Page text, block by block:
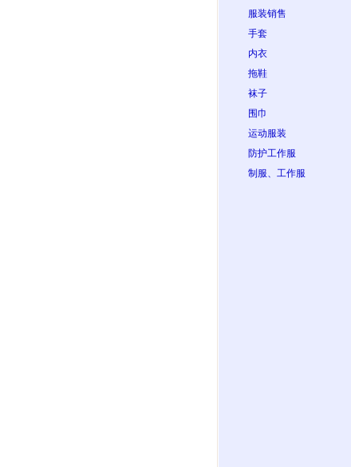
服装销售
手套
内衣
拖鞋
袜子
围巾
运动服装
防护工作服
制服、工作服